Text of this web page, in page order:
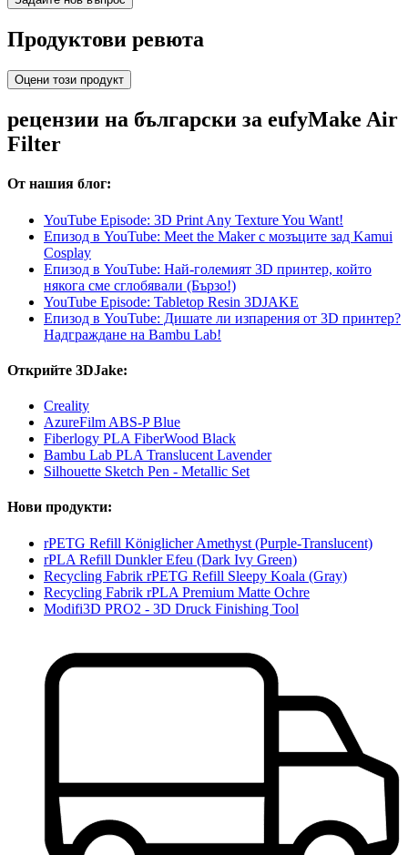
Продуктови ревюта
Оцени този продукт
рецензии на български за eufyMake Air
Filter
От нашия блог:
YouTube Episode: 3D Print Any Texture You Want!
Епизод в YouTube: Meet the Maker с мозъците зад Kamui
Cosplay
Епизод в YouTube: Най-големият 3D принтер, който
някога сме сглобявали (Бързо!)
YouTube Episode: Tabletop Resin 3DJAKE
Епизод в YouTube: Дишате ли изпарения от 3D принтер?
Надграждане на Bambu Lab!
Открийте 3DJake:
Creality
AzureFilm ABS-P Blue
Fiberlogy PLA FiberWood Black
Bambu Lab PLA Translucent Lavender
Silhouette Sketch Pen - Metallic Set
Нови продукти:
rPETG Refill Königlicher Amethyst (Purple-Translucent)
rPLA Refill Dunkler Efeu (Dark Ivy Green)
Recycling Fabrik rPETG Refill Sleepy Koala (Gray)
Recycling Fabrik rPLA Premium Matte Ochre
Modifi3D PRO2 - 3D Druck Finishing Tool